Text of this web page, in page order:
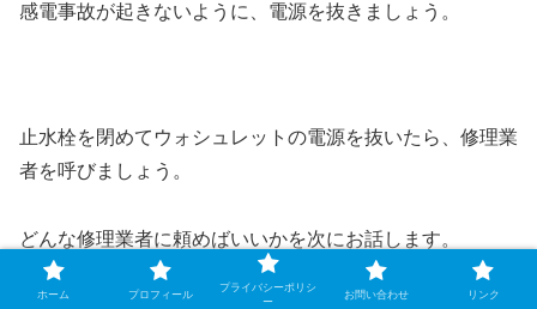
感電事故が起きないように、電源を抜きましょう。
止水栓を閉めてウォシュレットの電源を抜いたら、修理業
者を呼びましょう。
どんな修理業者に頼めばいいかを次にお話します。
ホーム プロフィール
プライバシーポリシ
ー
お問い合わせ リンク